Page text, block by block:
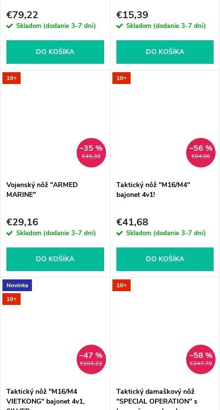
€79,22
Skladom (dodanie 3-7 dní)
DO KOŠÍKA
€15,39
Skladom (dodanie 3-7 dní)
DO KOŠÍKA
18+
€45,39
–35 %
Vojenský nôž "ARMED
MARINE"
€29,16
Skladom (dodanie 3-7 dní)
DO KOŠÍKA
18+
€94,96
–56 %
Taktický nôž "M16/M4"
bajonet 4v1!
€41,68
Skladom (dodanie 3-7 dní)
DO KOŠÍKA
Novinka
18+
€103,22
–47 %
Taktický nôž "M16/M4
VIETKONG" bajonet 4v1,
18+
€247,79
–58 %
Taktický damaškový nôž
"SPECIAL OPERATION" s